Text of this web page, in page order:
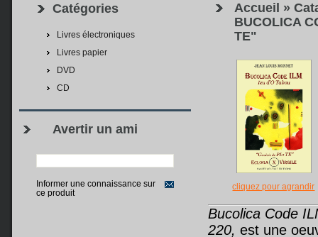
Catégories
Livres électroniques
Livres papier
DVD
CD
Avertir un ami
Informer une connaissance sur
ce produit
Accueil »
BUCOLICA
TE"
cliquez pour agrandir
Bucolica Code
220, est une